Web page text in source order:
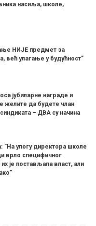
насиља, школе,
НИЈЕ предмет за
већ улагање у будућност”
јубиларне награде и
желите да будете члан
– ДВА су начина
улогу директора школе
врло специфичног
је постављала власт, али